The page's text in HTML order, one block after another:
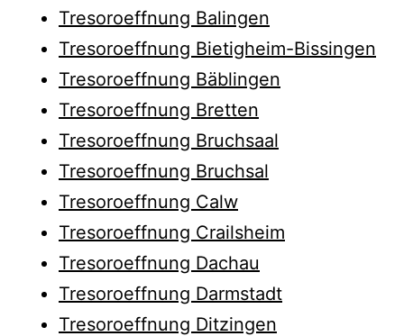
Tresoroeffnung Balingen
Tresoroeffnung Bietigheim-Bissingen
Tresoroeffnung Bäblingen
Tresoroeffnung Bretten
Tresoroeffnung Bruchsaal
Tresoroeffnung Bruchsal
Tresoroeffnung Calw
Tresoroeffnung Crailsheim
Tresoroeffnung Dachau
Tresoroeffnung Darmstadt
Tresoroeffnung Ditzingen